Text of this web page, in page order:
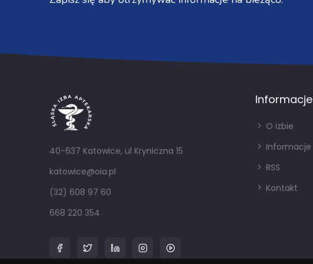
40-637 Katowice, ul Kryniczna 15
katowice@oia.pl
(32) 608 97 60
668 220 354
Informacje
O izbie
Informacje
RSS
Kontakt